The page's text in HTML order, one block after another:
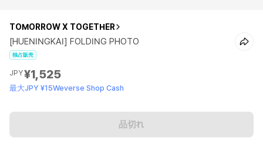
TOMORROW X TOGETHER
[HUENINGKAI] FOLDING PHOTO
独占販売
JPY¥1,525
最大JPY ¥15Weverse Shop Cash
品切れ